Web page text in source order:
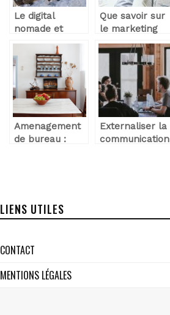
Le digital
nomade et
télétravail : la
grande leçon
du coronavirus
Que savoir sur
le marketing
direct ?
Amenagement
de bureau :
Externaliser la
communication
LIENS UTILES
CONTACT
MENTIONS LÉGALES